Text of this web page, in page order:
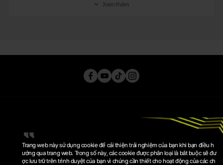
Xem thêm
Trang web này sử dụng cookie để cải thiện trải nghiệm của bạn khi bạn điều h
ướng qua trang web. Trong số này, các cookie được phân loại là bắt buộc sẽ đư
ợc lưu trữ trên trình duyệt của bạn vì chúng cần thiết cho hoạt động của các ch